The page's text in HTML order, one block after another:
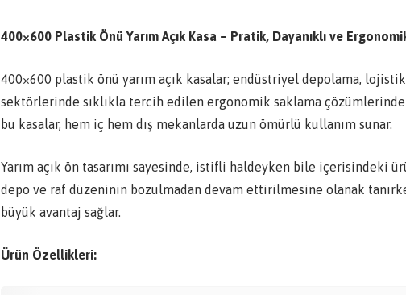
400×600 Plastik Önü Yarım Açık Kasa – Pratik, Dayanıklı ve
400×600 plastik önü yarım açık kasalar; endüstriyel depolama,
sektörlerinde sıklıkla tercih edilen ergonomik saklama
bu kasalar, hem iç hem dış mekanlarda uzun ömürlü kullanım sunar.
Yarım açık ön tasarımı sayesinde, istifli haldeyken bile içerisindeki
depo ve raf düzeninin bozulmadan devam ettirilmesine olanak
büyük avantaj sağlar.
Ürün Özellikleri: